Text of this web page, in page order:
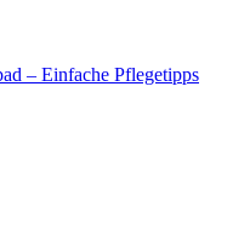
– Einfache Pflegetipps